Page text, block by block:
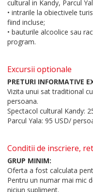
cultural in Kandy, Parcul
• intrarile la obiectivele
fiind incluse;
• bauturile alcoolice sau
program.
Excursii optionale
PRETURI INFORMATIVE
Vizita unui sat traditional
persoana.
Spectacol cultural Kandy:
Parcul Yala: 95 USD/
Conditii de inscriere,
GRUP MINIM:
Oferta a fost calculata
Pentru un numar mai mic
niciun supliment.